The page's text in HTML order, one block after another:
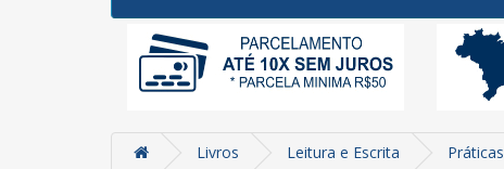
Livros Leitura e Escrita